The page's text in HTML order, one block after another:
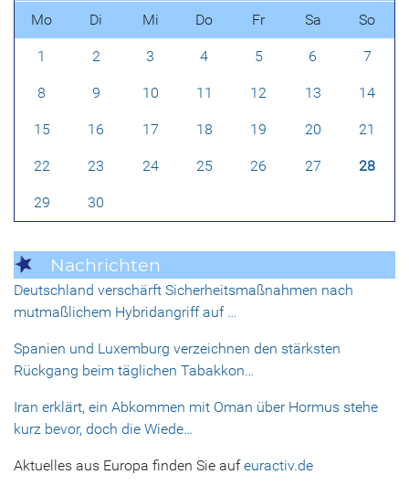
Mo Di Mi Do Fr Sa So
1 2 3 4 5 6 7
8 9 10 11 12 13 14
15 16 17 18 19 20 21
22 23 24 25 26 27 28
29 30
Nachrichten
Deutschland verschärft Sicherheitsmaßnahmen nach
mutmaßlichem Hybridangriff auf …
Spanien und Luxemburg verzeichnen den stärksten
Rückgang beim täglichen Tabakkon…
Iran erklärt, ein Abkommen mit Oman über Hormus stehe
kurz bevor, doch die Wiede…
Aktuelles aus Europa finden Sie aufeuractiv.de